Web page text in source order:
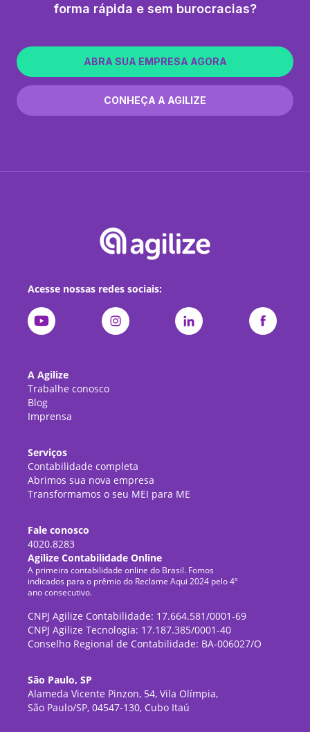
forma rápida e sem burocracias?
ABRA SUA EMPRESA AGORA
CONHEÇA A AGILIZE
Acesse nossas redes sociais:
A Agilize
Trabalhe conosco
Blog
Imprensa
Serviços
Contabilidade completa
Abrimos sua nova empresa
Transformamos o seu MEI para ME
Fale conosco
4020.8283
Agilize Contabilidade Online
A primeira contabilidade online do Brasil. Fomos
indicados para o prêmio do Reclame Aqui 2024 pelo 4º
ano consecutivo.
CNPJ Agilize Contabilidade: 17.664.581/0001-69
CNPJ Agilize Tecnologia: 17.187.385/0001-40
Conselho Regional de Contabilidade: BA-006027/O
São Paulo, SP
Alameda Vicente Pinzon, 54, Vila Olímpia,
São Paulo/SP, 04547-130, Cubo Itaú